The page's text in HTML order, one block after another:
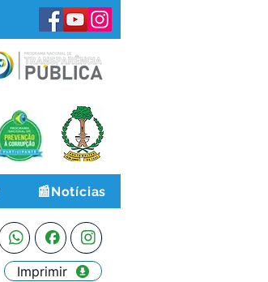
📰Notícias
Imprimir